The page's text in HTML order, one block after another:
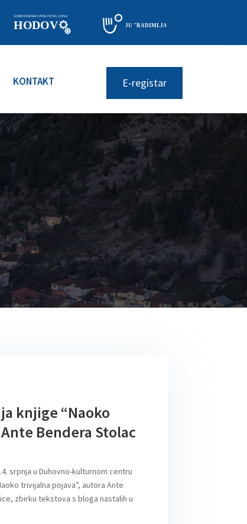
KONTAKT E-registar
knjige “Naoko
Bendera Stolac
srpnja u Duhovno-kulturnom centru
trivijalna pojava”, autora Ante
zbirku tekstova s bloga nastalih u